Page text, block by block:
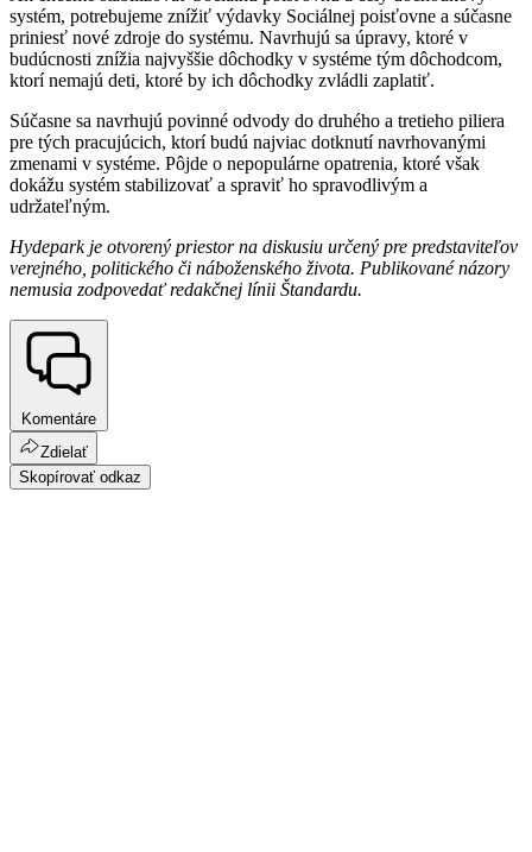
systém, potrebujeme znížiť výdavky Sociálnej poisťovne a súčasne
priniesť nové zdroje do systému. Navrhujú sa úpravy, ktoré v
budúcnosti znížia najvyššie dôchodky v systéme tým dôchodcom,
ktorí nemajú deti, ktoré by ich dôchodky zvládli zaplatiť.
Súčasne sa navrhujú povinné odvody do druhého a tretieho piliera
pre tých pracujúcich, ktorí budú najviac dotknutí navrhovanými
zmenami v systéme. Pôjde o nepopulárne opatrenia, ktoré však
dokážu systém stabilizovať a spraviť ho spravodlivým a
udržateľným.
Hydepark je otvorený priestor na diskusiu určený pre predstaviteľov
verejného, politického či náboženského života. Publikované názory
nemusia zodpovedať redakčnej línii Štandardu.
Komentáre
Zdielať
Skopírovať odkaz